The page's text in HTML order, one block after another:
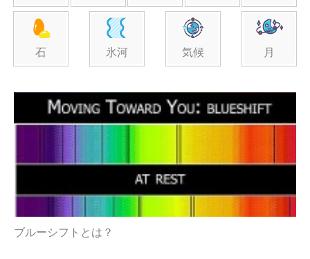
石 氷河 気候 月
ブルーシフトとは？